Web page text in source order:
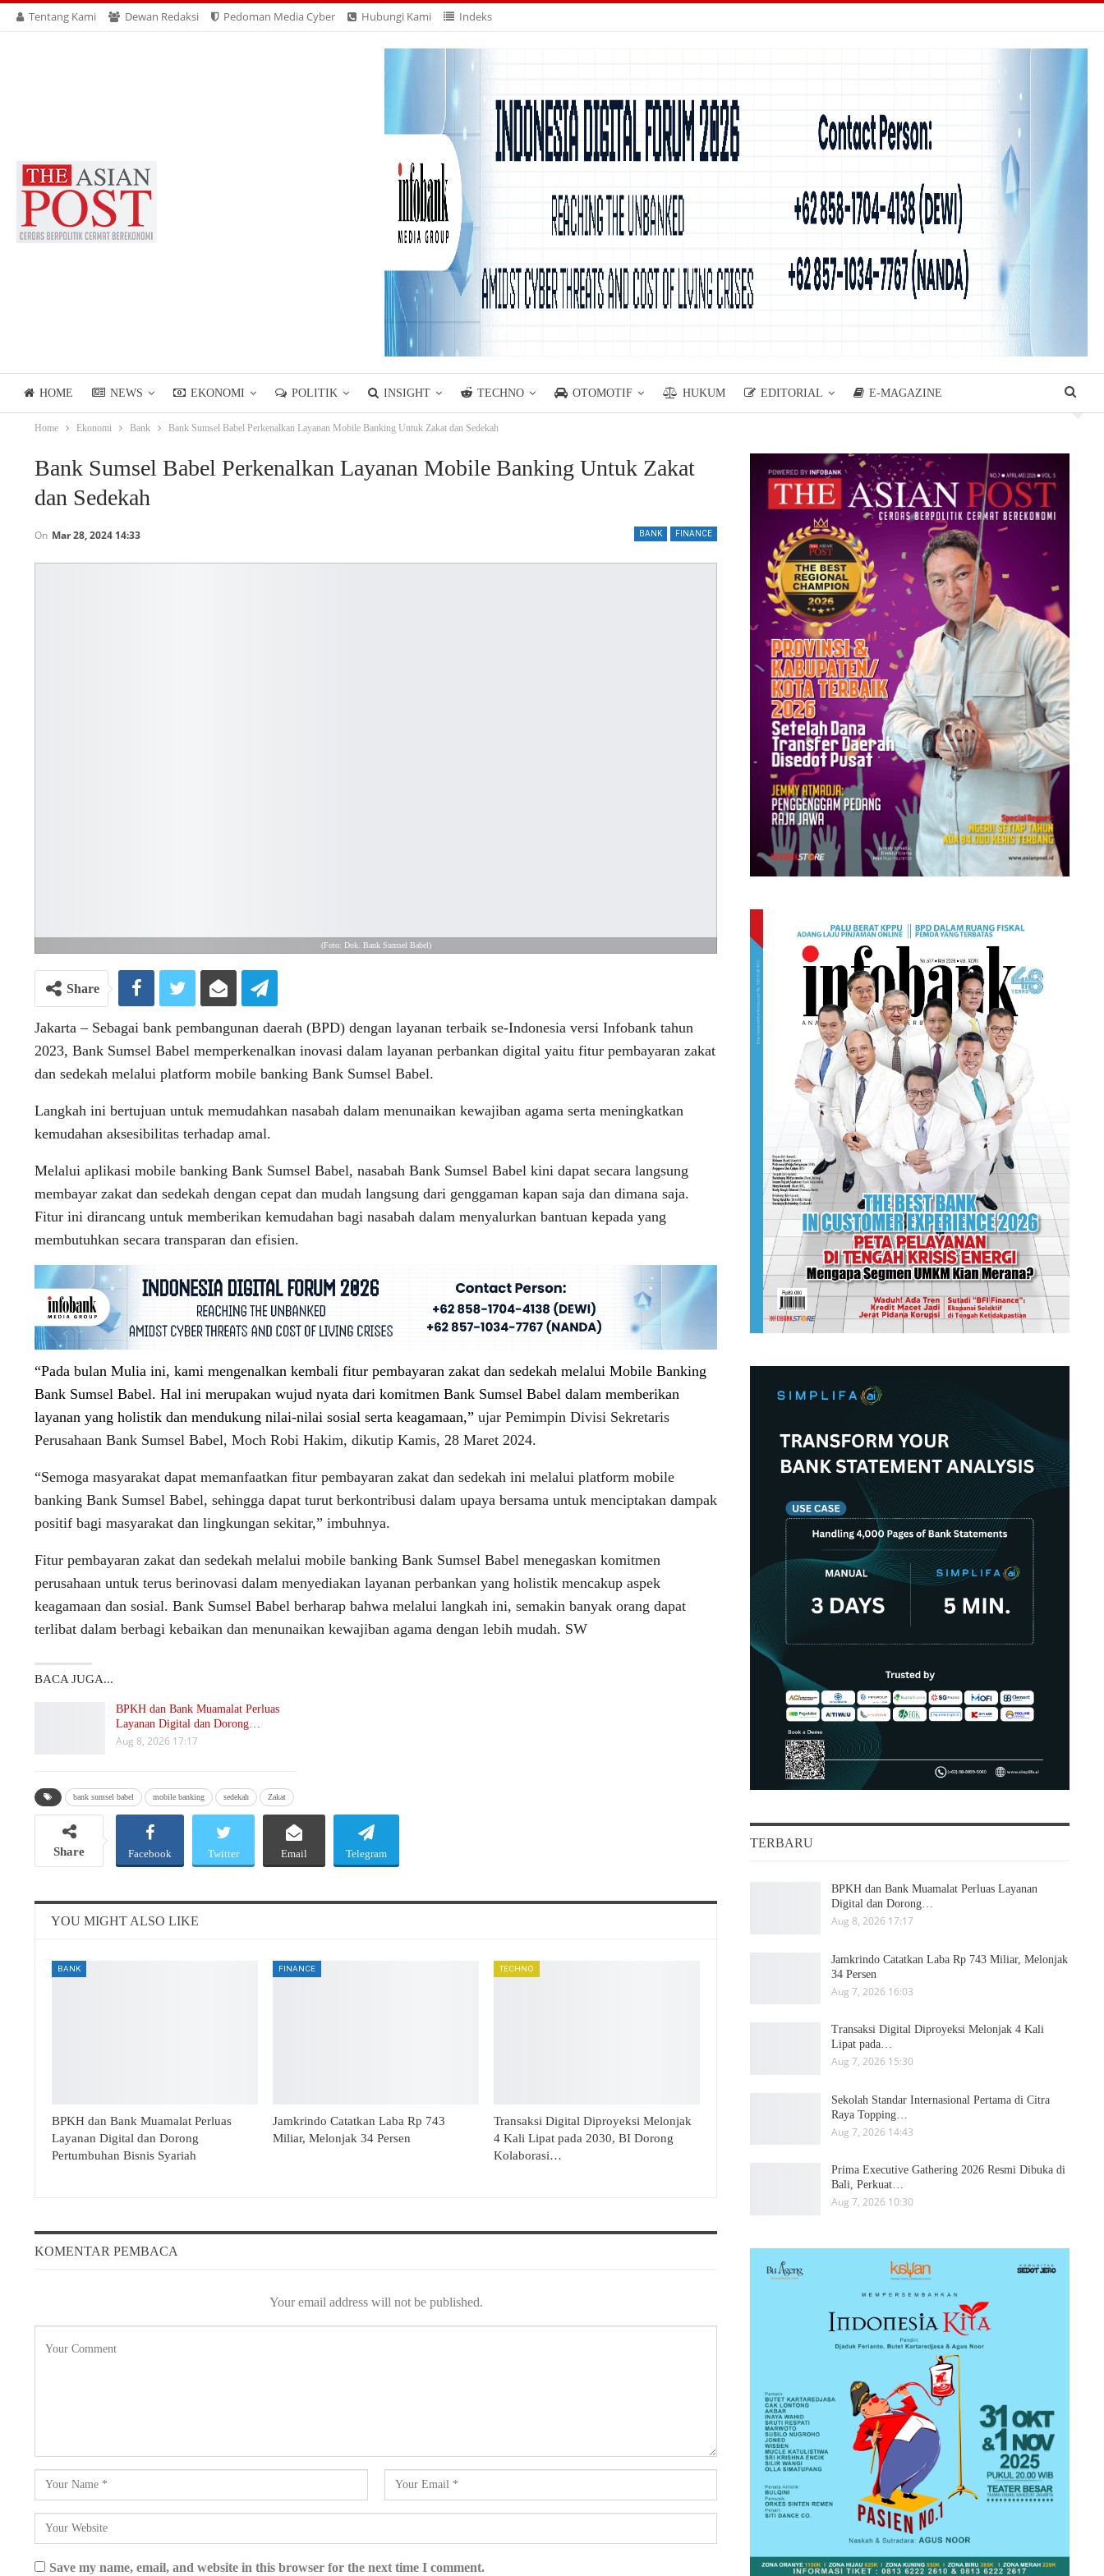
Tentang Kami Dewan Redaksi Pedoman Media Cyber Hubungi Kami Indeks
HOME NEWS EKONOMI POLITIK INSIGHT TECHNO OTOMOTIF HUKUM EDITORIAL E-MAGAZINE
LIFESTYLE ASIANPOSTTV
Home Ekonomi Bank Bank Sumsel Babel Perkenalkan Layanan Mobile Banking Untuk Zakat dan Sedekah
Bank Sumsel Babel Perkenalkan Layanan Mobile Banking Untuk Zakat
dan Sedekah
BANK FINANCE
On Mar 28, 2024 14:33
(Foto: Dok. Bank Sumsel Babel)
Share
Jakarta – Sebagai bank pembangunan daerah (BPD) dengan layanan terbaik se-Indonesia versi Infobank tahun
2023, Bank Sumsel Babel memperkenalkan inovasi dalam layanan perbankan digital yaitu fitur pembayaran zakat
dan sedekah melalui platform mobile banking Bank Sumsel Babel.
Langkah ini bertujuan untuk memudahkan nasabah dalam menunaikan kewajiban agama serta meningkatkan
kemudahan aksesibilitas terhadap amal.
Melalui aplikasi mobile banking Bank Sumsel Babel, nasabah Bank Sumsel Babel kini dapat secara langsung
membayar zakat dan sedekah dengan cepat dan mudah langsung dari genggaman kapan saja dan dimana saja.
Fitur ini dirancang untuk memberikan kemudahan bagi nasabah dalam menyalurkan bantuan kepada yang
membutuhkan secara transparan dan efisien.
“Pada bulan Mulia ini, kami mengenalkan kembali fitur pembayaran zakat dan sedekah melalui Mobile Banking
Bank Sumsel Babel. Hal ini merupakan wujud nyata dari komitmen Bank Sumsel Babel dalam memberikan
layanan yang holistik dan mendukung nilai-nilai sosial serta keagamaan,” ujar Pemimpin Divisi Sekretaris
Perusahaan Bank Sumsel Babel, Moch Robi Hakim, dikutip Kamis, 28 Maret 2024.
“Semoga masyarakat dapat memanfaatkan fitur pembayaran zakat dan sedekah ini melalui platform mobile
banking Bank Sumsel Babel, sehingga dapat turut berkontribusi dalam upaya bersama untuk menciptakan dampak
positif bagi masyarakat dan lingkungan sekitar,” imbuhnya.
Fitur pembayaran zakat dan sedekah melalui mobile banking Bank Sumsel Babel menegaskan komitmen
perusahaan untuk terus berinovasi dalam menyediakan layanan perbankan yang holistik mencakup aspek
keagamaan dan sosial. Bank Sumsel Babel berharap bahwa melalui langkah ini, semakin banyak orang dapat
terlibat dalam berbagi kebaikan dan menunaikan kewajiban agama dengan lebih mudah. SW
BACA JUGA...
BPKH dan Bank Muamalat Perluas
Layanan Digital dan Dorong…
Aug 8, 2026 17:17
bank sumsel babel mobile banking sedekah Zakat
Share Facebook Twitter Email Telegram
YOU MIGHT ALSO LIKE
BANK
BPKH dan Bank Muamalat Perluas
Layanan Digital dan Dorong
Pertumbuhan Bisnis Syariah
FINANCE
Jamkrindo Catatkan Laba Rp 743
Miliar, Melonjak 34 Persen
TECHNO
Transaksi Digital Diproyeksi Melonjak
4 Kali Lipat pada 2030, BI Dorong
Kolaborasi…
KOMENTAR PEMBACA
Your email address will not be published.
Save my name, email, and website in this browser for the next time I comment.
TERBARU
BPKH dan Bank Muamalat Perluas Layanan
Digital dan Dorong…
Aug 8, 2026 17:17
Jamkrindo Catatkan Laba Rp 743 Miliar, Melonjak
34 Persen
Aug 7, 2026 16:03
Transaksi Digital Diproyeksi Melonjak 4 Kali
Lipat pada…
Aug 7, 2026 15:30
Sekolah Standar Internasional Pertama di Citra
Raya Topping…
Aug 7, 2026 14:43
Prima Executive Gathering 2026 Resmi Dibuka di
Bali, Perkuat…
Aug 7, 2026 10:30